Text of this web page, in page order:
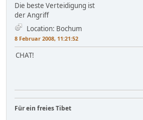
Die beste Verteidigung ist
der Angriff
Location: Bochum
8 Februar 2008, 11:21:52
CHAT!
Für ein freies Tibet